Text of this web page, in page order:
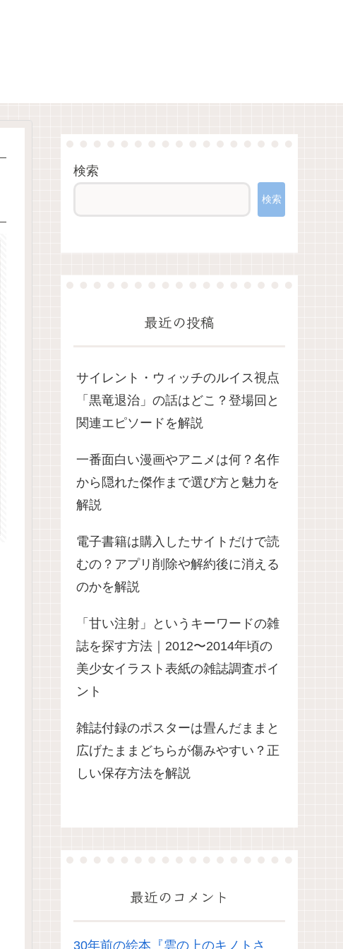
検索
検索
最近の投稿
サイレント・ウィッチのルイス視点
「黒竜退治」の話はどこ？登場回と
関連エピソードを解説
一番面白い漫画やアニメは何？名作
から隠れた傑作まで選び方と魅力を
解説
電子書籍は購入したサイトだけで読
むの？アプリ削除や解約後に消える
のかを解説
「甘い注射」というキーワードの雑
誌を探す方法｜2012〜2014年頃の
美少女イラスト表紙の雑誌調査ポイ
ント
雑誌付録のポスターは畳んだままと
広げたままどちらが傷みやすい？正
しい保存方法を解説
最近のコメント
30年前の絵本『雲の上のキノトさ